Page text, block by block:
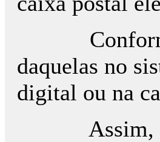
Conforme
daquelas no
digital ou na
Assim, nos